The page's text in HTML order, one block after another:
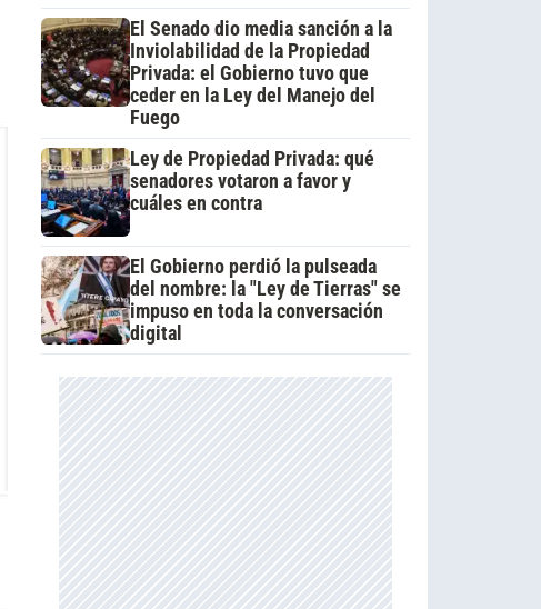
El Senado dio media sanción a la
Inviolabilidad de la Propiedad
Privada: el Gobierno tuvo que
ceder en la Ley del Manejo del
Fuego
Ley de Propiedad Privada: qué
senadores votaron a favor y
cuáles en contra
El Gobierno perdió la pulseada
del nombre: la "Ley de Tierras" se
impuso en toda la conversación
digital